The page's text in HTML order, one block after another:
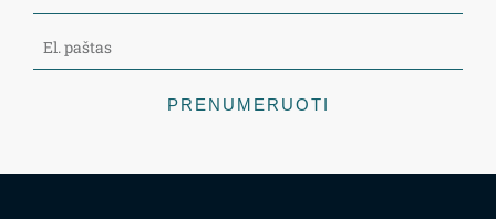
PRENUMERUOTI